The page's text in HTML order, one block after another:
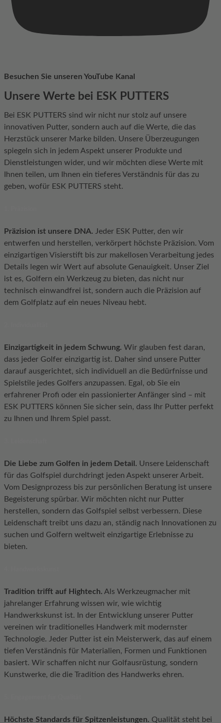
Besuchen Sie unseren YouTube Kanal
Unsere Werte bei ESK PUTTERS
Bei ESK PUTTERS sind wir nicht nur stolz auf unsere
innovativen Putter, sondern auch auf die Werte, die das
Herzstück unserer Marke bilden. Unsere Überzeugungen
spiegeln sich in jedem Aspekt unserer Produkte und
Dienstleistungen wider, und wir möchten diese Werte mit
Ihnen teilen, um Ihnen ein tieferes Verständnis für das zu
geben, wofür ESK PUTTERS steht.
Präzision ist unsere DNA. Jeder ESK Putter, den wir
entwerfen und herstellen, verkörpert höchste Präzision. Vom
einzigartigen Visierstift bis zur makellosen Verarbeitung jedes
Details legen wir Wert auf absolute Genauigkeit. Unser Ziel
ist es, Golfern ein Werkzeug zu bieten, das nicht nur
technisch einwandfrei ist, sondern auch die Präzision auf
dem Golfplatz auf ein neues Niveau hebt.
Einzigartigkeit in jedem Schwung. Wir glauben fest daran,
dass jeder Golfer einzigartig ist. Daher sind unsere Putter
darauf ausgerichtet, sich individuell an die Bedürfnisse und
Spielstile jedes Golfers anzupassen. Egal, ob Sie ein
erfahrener Profi oder ein passionierter Anfänger sind – mit
ESK PUTTERS können Sie sicher sein, dass Ihr Putter perfekt
zu Ihnen und Ihrem Spiel passt.
Die Liebe zum Golfen in jedem Detail. Unsere Leidenschaft
für das Golfspiel durchdringt jeden Aspekt unserer Arbeit.
Vom Designprozess bis zur persönlichen Beratung ist unsere
Begeisterung spürbar. Wir möchten nicht nur Putter
herstellen, sondern das Golfspiel selbst verbessern. Diese
Leidenschaft treibt uns dazu an, ständig nach Innovationen zu
suchen und Golfern weltweit einzigartige Erlebnisse zu
bieten.
Tradition trifft auf Hightech. Als Werkzeugmacher mit
jahrelanger Erfahrung wissen wir, wie wichtig
Handwerkskunst ist. In der Entwicklung unserer Putter
vereinen wir traditionelles Handwerk mit modernster
Technologie. Jeder Putter ist ein Meisterwerk, das auf einem
tiefen Verständnis für Materialien, Formen und Funktionen
basiert. Wir schaffen nicht nur Golfausrüstung, sondern
Kunstwerke, die die Tradition des Handwerks ehren.
Höchste Standards für Spitzenleistungen. Qualität steht bei